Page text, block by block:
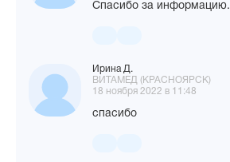
Спасибо за информацию.
Ирина Д.
ВИТАМЕД (КРАСНОЯРСК)
18 ноября 2022 в 11:48
спасибо